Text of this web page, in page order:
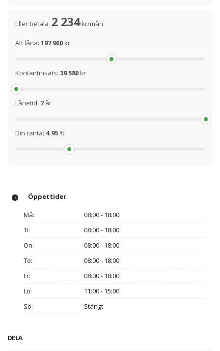
Eller betala 2 234kr/mån
Att låna: 197 900kr
Kontantinsats: 39 580kr
Lånetid: 7år
Din ränta: 4.95 %
Öppettider
Må:
08:00 - 18:00
Ti:
08:00 - 18:00
On:
08:00 - 18:00
To:
08:00 - 18:00
Fr:
08:00 - 18:00
Lö:
11:00 - 15:00
Sö:
Stängt
DELA